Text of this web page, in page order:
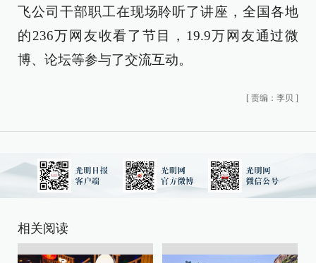
飞公司干部职工在现场聆听了讲座，全国各地
的236万网友收看了节目，19.9万网友通过微
博、论坛等参与了交流互动。
[ 责编：李贝 ]
相关阅读